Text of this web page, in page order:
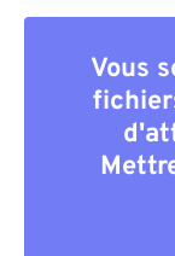
Vous